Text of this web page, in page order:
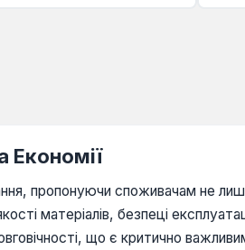
Економії
пропонуючи споживачам не
матеріалів, безпеці
що є критично